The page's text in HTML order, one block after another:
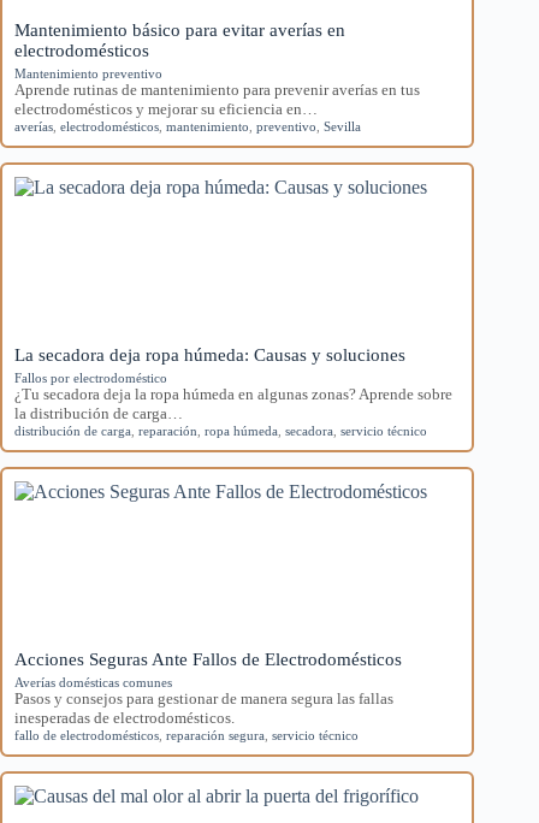
Mantenimiento básico para evitar averías en
electrodomésticos
Mantenimiento preventivo
Aprende rutinas de mantenimiento para prevenir averías en tus
electrodomésticos y mejorar su eficiencia en…
averías electrodomésticos mantenimiento preventivo Sevilla
La secadora deja ropa húmeda: Causas y soluciones
Fallos por electrodoméstico
¿Tu secadora deja la ropa húmeda en algunas zonas? Aprende sobre
la distribución de carga…
distribución de carga reparación ropa húmeda secadora servicio técnico
Acciones Seguras Ante Fallos de Electrodomésticos
Averías domésticas comunes
Pasos y consejos para gestionar de manera segura las fallas
inesperadas de electrodomésticos.
fallo de electrodomésticos reparación segura servicio técnico